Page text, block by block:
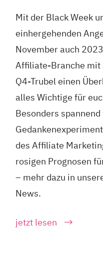
Mit der Black Week
einhergehenden
November auch
Affiliate-Branche mit
Q4-Trubel einen
alles Wichtige für
Besonders
des Affiliate
rosigen Prognosen
– mehr dazu in
News.
jetzt lesen